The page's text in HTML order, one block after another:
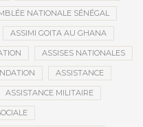
NATIONALE SÉNÉGAL
ASSIMI GOITA AU GHANA
ASSISES NATIONALES
ASSISTANCE
ASSISTANCE MILITAIRE